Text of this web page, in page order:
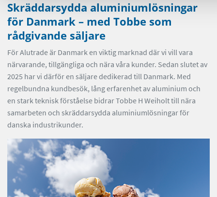
Skräddarsydda aluminiumlösningar
för Danmark – med Tobbe som
rådgivande säljare
För Alutrade är Danmark en viktig marknad där vi vill vara
närvarande, tillgängliga och nära våra kunder. Sedan slutet av
2025 har vi därför en säljare dedikerad till Danmark. Med
regelbundna kundbesök, lång erfarenhet av aluminium och
en stark teknisk förståelse bidrar Tobbe H Weiholt till nära
samarbeten och skräddarsydda aluminiumlösningar för
danska industrikunder.